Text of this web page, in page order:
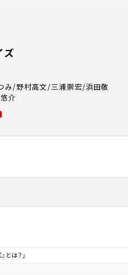
ズ
み/野村高文/三浦崇宏/浜田敬
介
とは？」